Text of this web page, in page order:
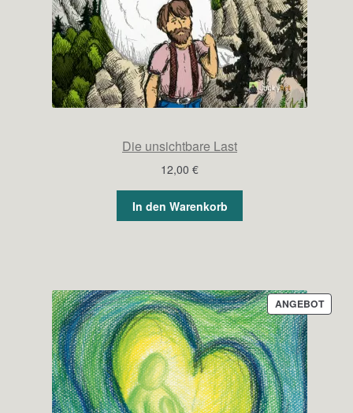
Die unsichtbare Last
12,00 €
In den Warenkorb
ANGEBOT
IM